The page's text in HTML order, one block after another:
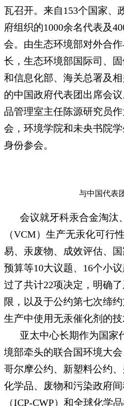
瓦召开。来自153个国家、
府组织的1000余名代表及
会。由生态环境部对外合
长，生态环境部国际司、
和信息化部、海关总署及
的中国政府代表团出席会
品管理室主任陈源研究员
会，环境学院和未央书院
身份参会。
与中国代表
会议就牙科汞合金淘汰
（VCM）生产无汞化可行
易、汞废物、成效评估、
预算等10大议题、16个小
过了共计22项决定，明确
限，以及于公约第七次缔
生产中使用无汞催化剂的技
亚太中心长期作为国家
境部牵头的联合国环境大
哥尔摩公约、新塑料公约、
化学品、废物和污染政府
（ICP-CWP）和全球化学